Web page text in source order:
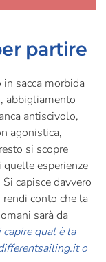
partire
sacca morbida
abbigliamento
antiscivolo,
agonistica,
si scopre
esperienze
capisce davvero
conto che la
sarà da
capire qual è la
o